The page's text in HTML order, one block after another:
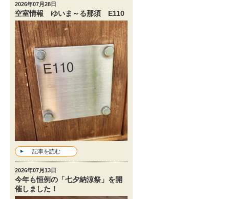
2026年07月28日
空室情報 ゆいま～る那須 E110
記事を読む
2026年07月13日
今年も恒例の「七夕納涼祭」を開
催しました！